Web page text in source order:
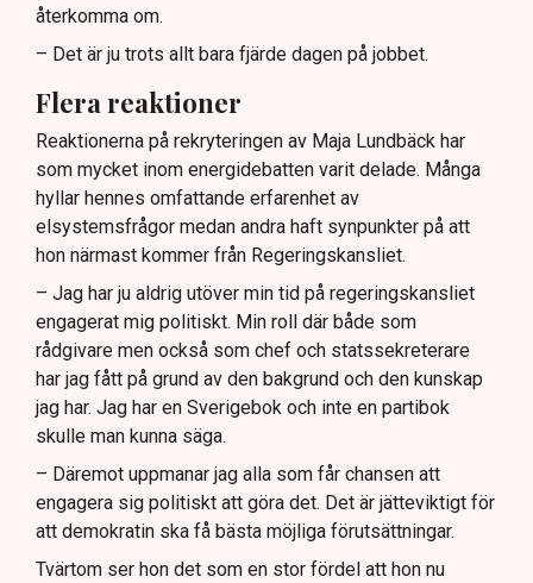
återkomma om.
– Det är ju trots allt bara fjärde dagen på jobbet.
Flera reaktioner
Reaktionerna på rekryteringen av Maja Lundbäck har
som mycket inom energidebatten varit delade. Många
hyllar hennes omfattande erfarenhet av
elsystemsfrågor medan andra haft synpunkter på att
hon närmast kommer från Regeringskansliet.
– Jag har ju aldrig utöver min tid på regeringskansliet
engagerat mig politiskt. Min roll där både som
rådgivare men också som chef och statssekreterare
har jag fått på grund av den bakgrund och den kunskap
jag har. Jag har en Sverigebok och inte en partibok
skulle man kunna säga.
– Däremot uppmanar jag alla som får chansen att
engagera sig politiskt att göra det. Det är jätteviktigt för
att demokratin ska få bästa möjliga förutsättningar.
Tvärtom ser hon det som en stor fördel att hon nu